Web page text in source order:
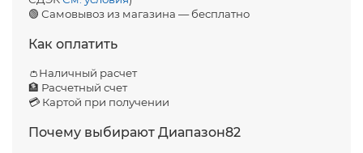
🟢 Самовывоз из магазина — бесплатно
Как оплатить
👛Наличный расчет
🏦 Расчетный счет
💳 Картой при получении
Почему выбирают Диапазон82